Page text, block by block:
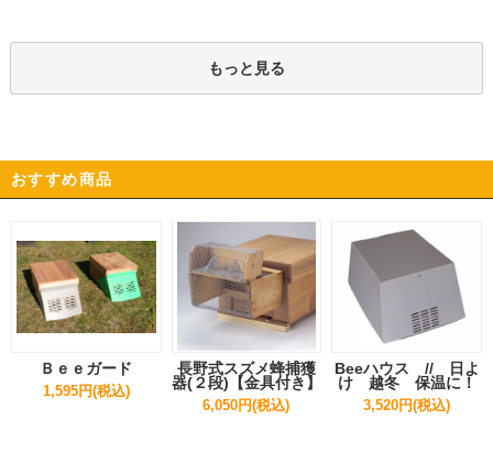
もっと見る
おすすめ商品
Ｂｅｅガード
1,595円(税込)
長野式スズメ蜂捕獲
器(２段)【金具付き】
6,050円(税込)
Beeハウス // 日よ
け 越冬 保温に！
3,520円(税込)